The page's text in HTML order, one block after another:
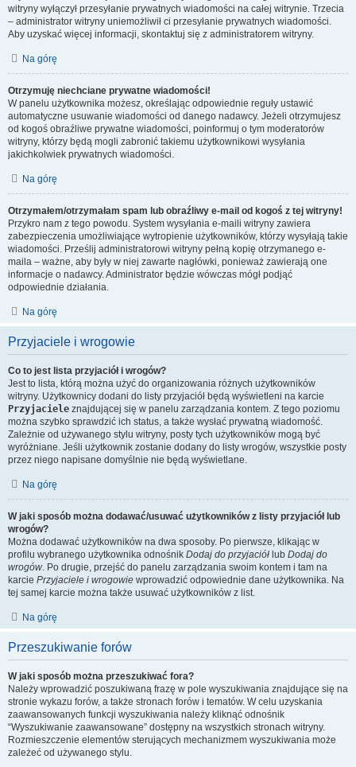
witryny wyłączył przesyłanie prywatnych wiadomości na całej witrynie. Trzecia
– administrator witryny uniemożliwił ci przesyłanie prywatnych wiadomości.
Aby uzyskać więcej informacji, skontaktuj się z administratorem witryny.
Na górę
Otrzymuję niechciane prywatne wiadomości!
W panelu użytkownika możesz, określając odpowiednie reguły ustawić
automatyczne usuwanie wiadomości od danego nadawcy. Jeżeli otrzymujesz
od kogoś obraźliwe prywatne wiadomości, poinformuj o tym moderatorów
witryny, którzy będą mogli zabronić takiemu użytkownikowi wysyłania
jakichkolwiek prywatnych wiadomości.
Na górę
Otrzymałem/otrzymałam spam lub obraźliwy e-mail od kogoś z tej witryny!
Przykro nam z tego powodu. System wysyłania e-maili witryny zawiera
zabezpieczenia umożliwiające wytropienie użytkowników, którzy wysyłają takie
wiadomości. Prześlij administratorowi witryny pełną kopię otrzymanego e-
maila – ważne, aby były w niej zawarte nagłówki, ponieważ zawierają one
informacje o nadawcy. Administrator będzie wówczas mógł podjąć
odpowiednie działania.
Na górę
Przyjaciele i wrogowie
Co to jest lista przyjaciół i wrogów?
Jest to lista, którą można użyć do organizowania różnych użytkowników
witryny. Użytkownicy dodani do listy przyjaciół będą wyświetleni na karcie
Przyjaciele znajdującej się w panelu zarządzania kontem. Z tego poziomu
można szybko sprawdzić ich status, a także wysłać prywatną wiadomość.
Zależnie od używanego stylu witryny, posty tych użytkowników mogą być
wyróżniane. Jeśli użytkownik zostanie dodany do listy wrogów, wszystkie posty
przez niego napisane domyślnie nie będą wyświetlane.
Na górę
W jaki sposób można dodawać/usuwać użytkowników z listy przyjaciół lub
wrogów?
Można dodawać użytkowników na dwa sposoby. Po pierwsze, klikając w
profilu wybranego użytkownika odnośnik Dodaj do przyjaciół lub Dodaj do
wrogów. Po drugie, przejść do panelu zarządzania swoim kontem i tam na
karcie Przyjaciele i wrogowie wprowadzić odpowiednie dane użytkownika. Na
tej samej karcie można także usuwać użytkowników z list.
Na górę
Przeszukiwanie forów
W jaki sposób można przeszukiwać fora?
Należy wprowadzić poszukiwaną frazę w pole wyszukiwania znajdujące się na
stronie wykazu forów, a także stronach forów i tematów. W celu uzyskania
zaawansowanych funkcji wyszukiwania należy kliknąć odnośnik
“Wyszukiwanie zaawansowane” dostępny na wszystkich stronach witryny.
Rozmieszczenie elementów sterujących mechanizmem wyszukiwania może
zależeć od używanego stylu.